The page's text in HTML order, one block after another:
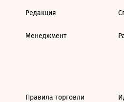
Редакция
Менеджмент
Правила торговли